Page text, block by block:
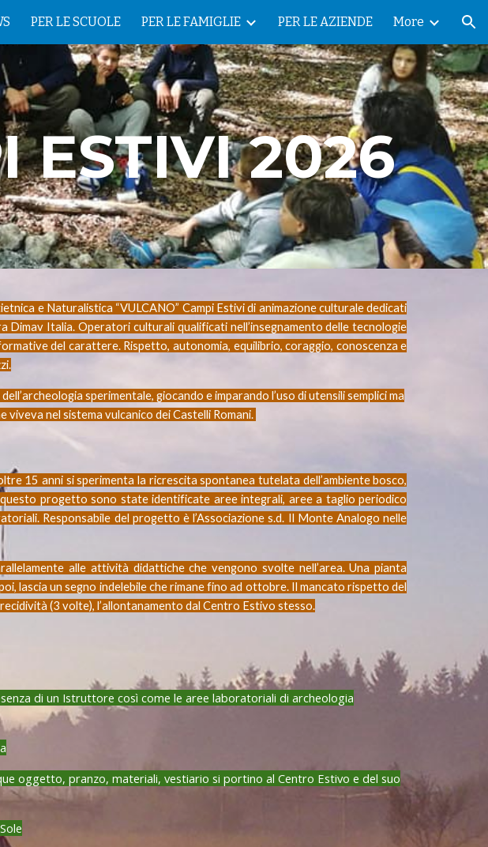
Skip to navigation
PER LE SCUOLE PER LE FAMIGLIE PER LE AZIENDE More
ESTIVI 2026
e Naturalistica “VULCANO” Campi Estivi di animazione culturale dedicati
Dimav Italia. Operatori culturali qualificati nell’insegnamento delle tecnologie
del carattere. Rispetto, autonomia, equilibrio, coraggio, conoscenza e
sperimentale, giocando e imparando l’uso di utensili semplici ma
nel sistema vulcanico dei Castelli Romani.
15 anni si sperimenta la ricrescita spontanea tutelata dell’ambiente bosco,
questo progetto sono state identificate aree integrali, aree a taglio periodico
Responsabile del progetto è l’Associazione s.d. Il Monte Analogo nelle
alle attività didattiche che vengono svolte nell’area. Una pianta
lascia un segno indelebile che rimane fino ad ottobre. Il mancato rispetto del
(3 volte), l’allontanamento dal Centro Estivo stesso.
di un Istruttore così come le aree laboratoriali di archeologia
pranzo, materiali, vestiario si portino al Centro Estivo e del suo